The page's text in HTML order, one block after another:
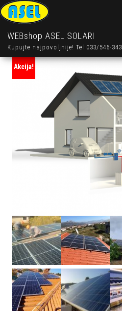
WEBshop ASEL SOLARI
Kupujte najpovoljnije! Tel:033/546-343
Akcija!